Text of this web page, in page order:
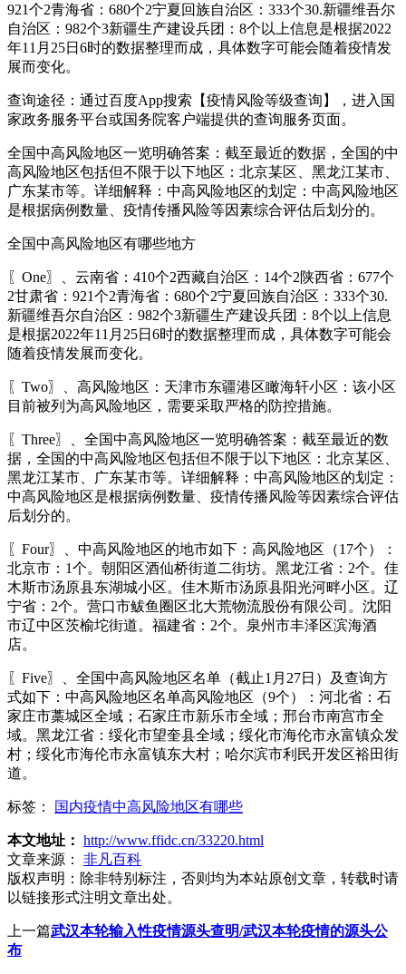
921个2青海省：680个2宁夏回族自治区：333个30.新疆维吾尔
自治区：982个3新疆生产建设兵团：8个以上信息是根据2022
年11月25日6时的数据整理而成，具体数字可能会随着疫情发
展而变化。
查询途径：通过百度App搜索【疫情风险等级查询】，进入国
家政务服务平台或国务院客户端提供的查询服务页面。
全国中高风险地区一览明确答案：截至最近的数据，全国的中
高风险地区包括但不限于以下地区：北京某区、黑龙江某市、
广东某市等。详细解释：中高风险地区的划定：中高风险地区
是根据病例数量、疫情传播风险等因素综合评估后划分的。
全国中高风险地区有哪些地方
〖One〗、云南省：410个2西藏自治区：14个2陕西省：677个
2甘肃省：921个2青海省：680个2宁夏回族自治区：333个30.
新疆维吾尔自治区：982个3新疆生产建设兵团：8个以上信息
是根据2022年11月25日6时的数据整理而成，具体数字可能会
随着疫情发展而变化。
〖Two〗、高风险地区：天津市东疆港区瞰海轩小区：该小区
目前被列为高风险地区，需要采取严格的防控措施。
〖Three〗、全国中高风险地区一览明确答案：截至最近的数
据，全国的中高风险地区包括但不限于以下地区：北京某区、
黑龙江某市、广东某市等。详细解释：中高风险地区的划定：
中高风险地区是根据病例数量、疫情传播风险等因素综合评估
后划分的。
〖Four〗、中高风险地区的地市如下：高风险地区（17个）：
北京市：1个。朝阳区酒仙桥街道二街坊。黑龙江省：2个。佳
木斯市汤原县东湖城小区。佳木斯市汤原县阳光河畔小区。辽
宁省：2个。营口市鲅鱼圈区北大荒物流股份有限公司。沈阳
市辽中区茨榆坨街道。福建省：2个。泉州市丰泽区滨海酒
店。
〖Five〗、全国中高风险地区名单（截止1月27日）及查询方
式如下：中高风险地区名单高风险地区（9个）：河北省：石
家庄市藁城区全域；石家庄市新乐市全域；邢台市南宫市全
域。黑龙江省：绥化市望奎县全域；绥化市海伦市永富镇众发
村；绥化市海伦市永富镇东大村；哈尔滨市利民开发区裕田街
道。
标签： 国内疫情中高风险地区有哪些
本文地址： http://www.ffidc.cn/33220.html
文章来源：
非凡百科
版权声明： 除非特别标注，否则均为本站原创文章，转载时请
以链接形式注明文章出处。
上一篇武汉本轮输入性疫情源头查明/武汉本轮疫情的源头公
布